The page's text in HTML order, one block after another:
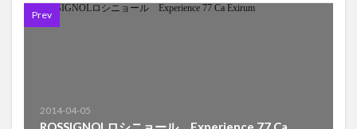
Prev
2014-04-05